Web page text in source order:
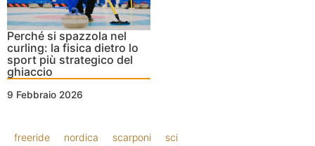
Perché si spazzola nel
curling: la fisica dietro lo
sport più strategico del
ghiaccio
9 Febbraio 2026
freeride nordica scarponi sci